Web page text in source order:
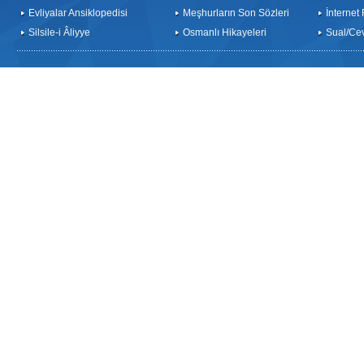
Evliyalar Ansiklopedisi
Silsile-i Âliyye
Meşhurların Son Sözleri
Osmanlı Hikayeleri
İnternet
Sual/